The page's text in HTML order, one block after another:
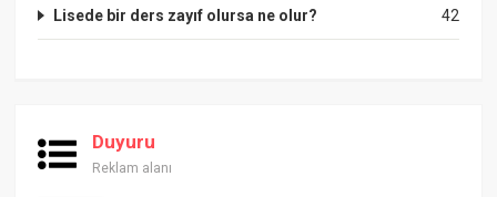
42
Lisede bir ders zayıf olursa ne olur?
Duyuru
Reklam alanı